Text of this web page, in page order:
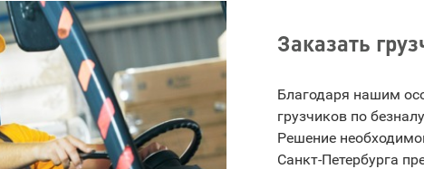
Заказать
Благодаря нашим
грузчиков по
Решение
Санкт-Петербурга